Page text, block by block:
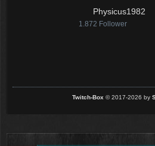
Physicus1982
1.872 Follower
Twitch-Box © 2017-2026 by